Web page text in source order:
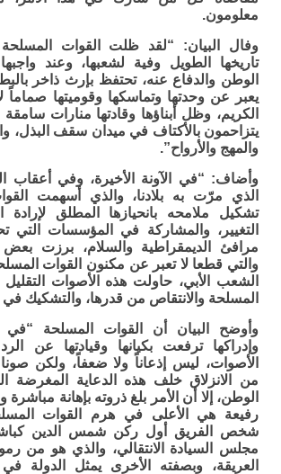
معلومون.
وفال البيان: “لقد ظلت القوات المسلحة
تاريخها الطويل وفية لشعبها، وعند
الوطن والدفاع عنه، تحتفظ بإرث ذاخر
يعبر عن وحدتها وتماسكها وقوميتها صماماً
الكريم، وظل أبناؤها وقادتها منارات
يتزاحمون بالأكتاف في ميدان سقف البذل،
والمهج والأرواح”.
وأضاف: “في الآونة الأخيرة، وفي أعقاب
الذي مرّت به بلادنا، والذي أسهمت
تشكيل ملامحه بانحيازها المطلق
التغيير، والمشاركة في المؤسسات التي
مرافئ الديمقراطية والسلام، برزت بعض
والتي قطعا لا تعبر عن مكنون القوات
الشعب الأبي، حاولت هذه الأصوات
المسلحة والانتقاص من قدرها، والتشكيك في
وأوضح البيان أن القوات المسلحة “في
وإدراكها ترفعت بكيانها وقيادتها عن
الأصوات، ليس إذعاناً ولا ضعفاً، ولكن صونا
من الانزلاق خلف هذه الدعاية المغرضة
الوطن، إلا أن الأمر بلغ ذروته بإهانة مباشرة
رفيعة هي الأعلى في هرم القوات
شخص الفريق أول ركن شمس الدين
مجلس السيادة الانتقالي، والذي هو من
العريقة، وبصفته الأخرى يمثل الدولة